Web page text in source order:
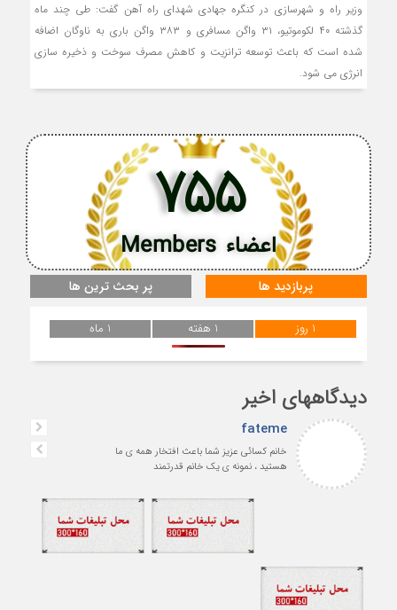
وزیر راه و شهرسازی در کنگره جهادی شهدای راه آهن گفت: طی چند ماه
گذشته ۴۰ لکوموتیو، ۳۱ واگن مسافری و ۳۸۳ واگن باری به ناوگان اضافه
شده است که باعث توسعه ترانزیت و کاهش مصرف سوخت و ذخیره سازی
انرژی می شود.
اعضاء Members
755
پربازدید ها پر بحث ترین ها
1 روز 1 هفته 1 ماه
دیدگاههای اخیر
fateme
خانم کسائی عزیز شما باعث افتخار همه ی ما
هستید ، نمونه ی یک خانم قدرتمند